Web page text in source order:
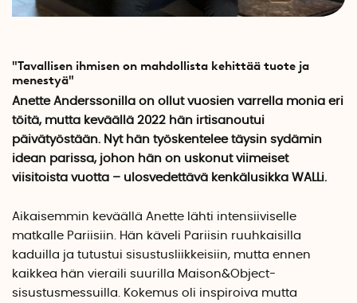
"Tavallisen ihmisen on mahdollista kehittää tuote ja
menestyä"
Anette Anderssonilla on ollut vuosien varrella monia eri
töitä, mutta keväällä 2022 hän irtisanoutui
päivätyöstään. Nyt hän työskentelee täysin sydämin
idean parissa, johon hän on uskonut viimeiset
viisitoista vuotta ­– ulosvedettävä kenkälusikka WALLi.
Aikaisemmin keväällä Anette lähti intensiiviselle
matkalle Pariisiin. Hän käveli Pariisin ruuhkaisilla
kaduilla ja tutustui sisustusliikkeisiin, mutta ennen
kaikkea hän vieraili suurilla Maison&Object-
sisustusmessuilla. Kokemus oli inspiroiva mutta